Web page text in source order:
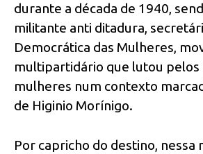
durante a década de 1940,
militante anti ditadura,
Democrática das Mulheres,
multipartidário que lutou pelos
mulheres num contexto
de Higinio Morínigo.
Por capricho do destino, nessa